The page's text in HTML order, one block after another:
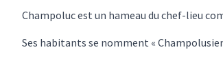
Champoluc est un hameau du chef-lieu
Ses habitants se nomment «